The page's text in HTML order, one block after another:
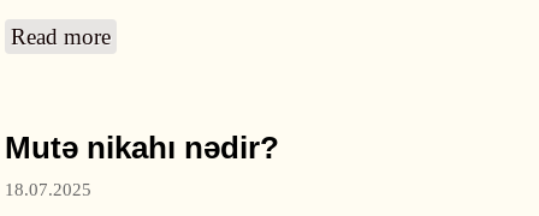
Read more
Mutə nikahı nədir?
18.07.2025